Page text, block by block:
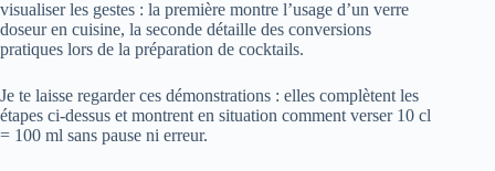
visualiser les gestes : la première montre l’usage d’un verre
doseur en cuisine, la seconde détaille des conversions
pratiques lors de la préparation de cocktails.
Je te laisse regarder ces démonstrations : elles complètent les
étapes ci-dessus et montrent en situation comment verser 10 cl
= 100 ml sans pause ni erreur.